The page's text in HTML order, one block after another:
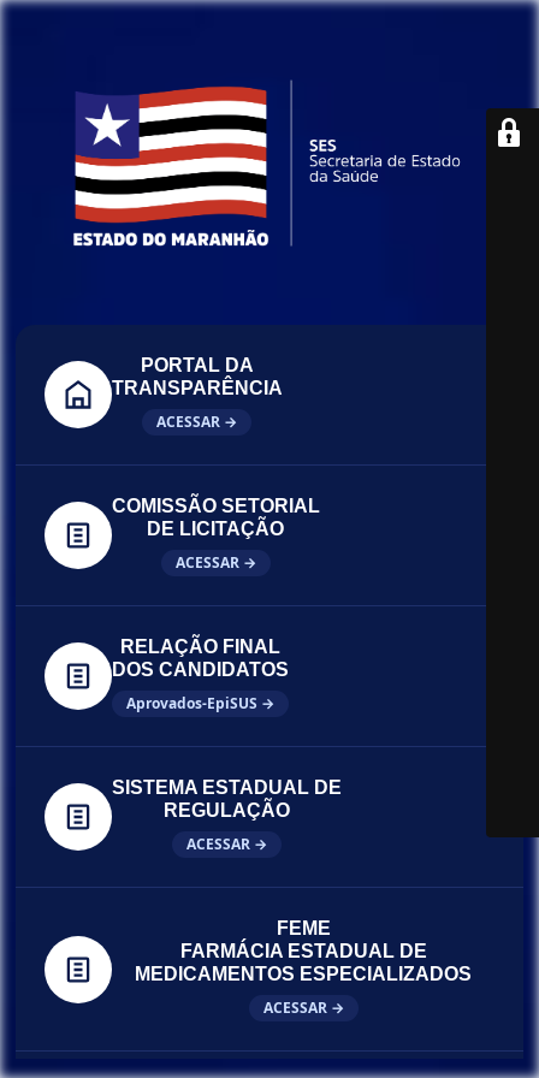
PORTAL DA
TRANSPARÊNCIA
ACESSAR →
COMISSÃO SETORIAL
DE LICITAÇÃO
ACESSAR →
RELAÇÃO FINAL
DOS CANDIDATOS
Aprovados-EpiSUS →
SISTEMA ESTADUAL DE
REGULAÇÃO
ACESSAR →
FEME
FARMÁCIA ESTADUAL DE
MEDICAMENTOS ESPECIALIZADOS
ACESSAR →